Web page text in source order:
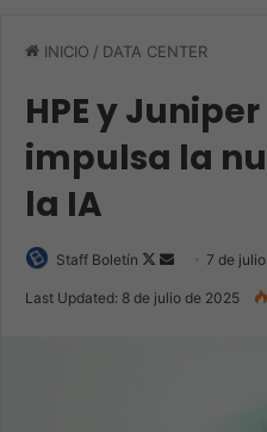
INICIO / DATA CENTER
HPE y
impulsa la
la IA
Staff Boletín
Follow
Send7 de
Last Updated: 8 de julio de 2025